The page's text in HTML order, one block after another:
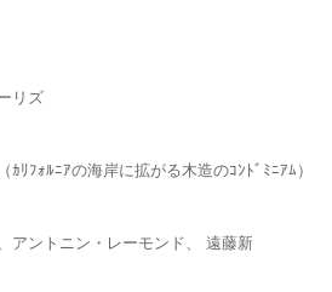
リズ
ﾘﾌｫﾙﾆｱの海岸に拡がる木造のｺﾝﾄﾞﾐﾆｱﾑ）
アントニン・レーモンド、 遠藤新